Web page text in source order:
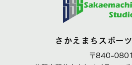
さかえまちスポー
〒840-0801